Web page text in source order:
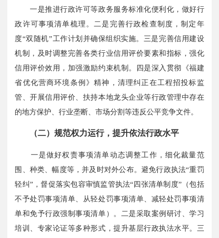
一是推进行政许可等政务服务标准化便利化，做好行
政许可事项清单梳理。二是完善行政检查制度，制定年
度“双随机”工作计划并确保组织实施。三是完善信用建设
机制，及时调整完善各类行业信用评价要素和指标，强化
信用评价效用，加强激励约束机制。四是深入贯彻《福建
省优化营商环境条例》精神，清理纠正在工程招投标监
管、开展信用评价、扶持本地龙头企业等行政管理中存在
的地方保护、行业垄断、市场分割等违反公平竞争文件。
（二）规范权力运行，提升依法行政水平
一是做好权责事项清单动态调整工作，细化裁量范
围、种类、幅度等，并及时对外公布。避免行政执法“重罚
轻纠”，督促落实包容审慎监管执法“四张清单制度”（包括
不予处罚事项清单、从轻处罚事项清单、减轻处罚事项清
单和免予行政强制事项清单）。二是采取案例研讨、学习
培训、专家论证等多种形式，提升基层行政执法水平。三